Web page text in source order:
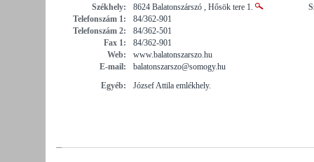
Székhely:
8624 Balatonszárszó , Hősök tere 1.
Telefonszám 1:
84/362-901
Telefonszám 2:
84/362-501
Fax 1:
84/362-901
Web:
www.balatonszarszo.hu
E-mail:
balatonszarszo@somogy.hu
Egyéb:
József Attila emlékhely.